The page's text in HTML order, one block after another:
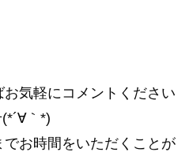
気軽にコメントください
(*´∀｀*)
お時間をいただくことが